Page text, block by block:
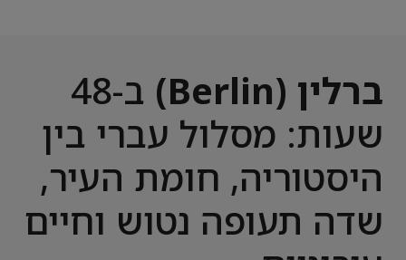
ברלין (Berlin)
ב-48
שעות: מסלול עברי בין
היסטוריה, חומת העיר,
שדה תעופה נטוש וחיים